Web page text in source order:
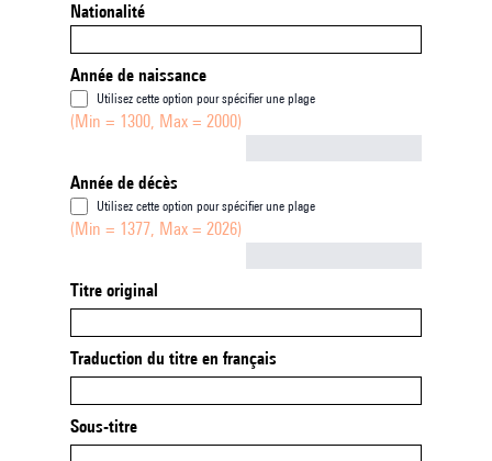
Nationalité
Année de naissance
Utilisez cette option pour spécifier une plage
(Min = 1300, Max = 2000)
Année de décès
Utilisez cette option pour spécifier une plage
(Min = 1377, Max = 2026)
Titre original
Traduction du titre en français
Sous-titre